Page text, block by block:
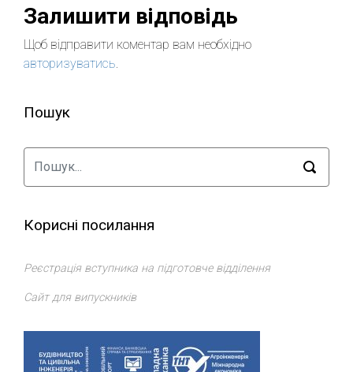
Залишити відповідь
Щоб відправити коментар вам необхідно
авторизуватись.
Пошук
Корисні посилання
Реєстрація вступника на підготовче відділення
Сайт для випускників